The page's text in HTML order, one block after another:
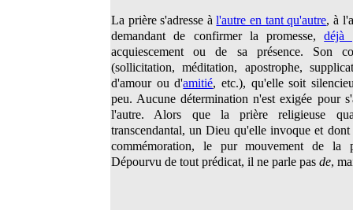
La prière s'adresse àl'autre en tant qu'autre, à
demandant de confirmer la promesse,déjà
acquiescement ou de sa présence. Son
(sollicitation, méditation, apostrophe,
d'amour ou d'amitié, etc.), qu'elle soit
peu. Aucune détermination n'est exigée pour
l'autre. Alors que la prière religieuse
transcendantal, un Dieu qu'elle invoque et
commémoration, le pur mouvement de la
Dépourvu de tout prédicat, il ne parle pas de,